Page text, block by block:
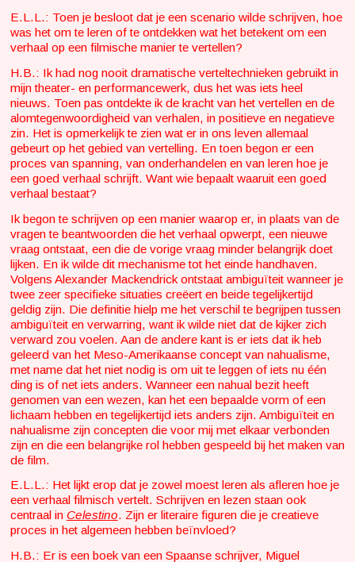
E.L.L.: Toen je besloot dat je een scenario wilde schrijven, hoe
was het om te leren of te ontdekken wat het betekent om een
verhaal op een filmische manier te vertellen?
H.B.: Ik had nog nooit dramatische verteltechnieken gebruikt in
mijn theater- en performancewerk, dus het was iets heel
nieuws. Toen pas ontdekte ik de kracht van het vertellen en de
alomtegenwoordigheid van verhalen, in positieve en negatieve
zin. Het is opmerkelijk te zien wat er in ons leven allemaal
gebeurt op het gebied van vertelling. En toen begon er een
proces van spanning, van onderhandelen en van leren hoe je
een goed verhaal schrijft. Want wie bepaalt waaruit een goed
verhaal bestaat?
Ik begon te schrijven op een manier waarop er, in plaats van de
vragen te beantwoorden die het verhaal opwerpt, een nieuwe
vraag ontstaat, een die de vorige vraag minder belangrijk doet
lijken. En ik wilde dit mechanisme tot het einde handhaven.
Volgens Alexander Mackendrick ontstaat ambiguïteit wanneer je
twee zeer specifieke situaties creëert en beide tegelijkertijd
geldig zijn. Die definitie hielp me het verschil te begrijpen tussen
ambiguïteit en verwarring, want ik wilde niet dat de kijker zich
verward zou voelen. Aan de andere kant is er iets dat ik heb
geleerd van het Meso-Amerikaanse concept van nahualisme,
met name dat het niet nodig is om uit te leggen of iets nu één
ding is of net iets anders. Wanneer een nahual bezit heeft
genomen van een wezen, kan het een bepaalde vorm of een
lichaam hebben en tegelijkertijd iets anders zijn. Ambiguïteit en
nahualisme zijn concepten die voor mij met elkaar verbonden
zijn en die een belangrijke rol hebben gespeeld bij het maken van
de film.
E.L.L.: Het lijkt erop dat je zowel moest leren als afleren hoe je
een verhaal filmisch vertelt. Schrijven en lezen staan ook
centraal in Celestino. Zijn er literaire figuren die je creatieve
proces in het algemeen hebben beïnvloed?
H.B.: Er is een boek van een Spaanse schrijver, Miguel